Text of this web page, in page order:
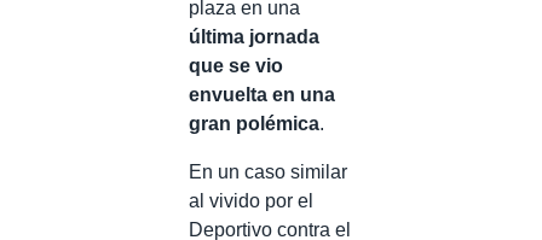
plaza en una
última jornada
que se vio
envuelta en una
gran polémica.
En un caso similar
al vivido por el
Deportivo contra el